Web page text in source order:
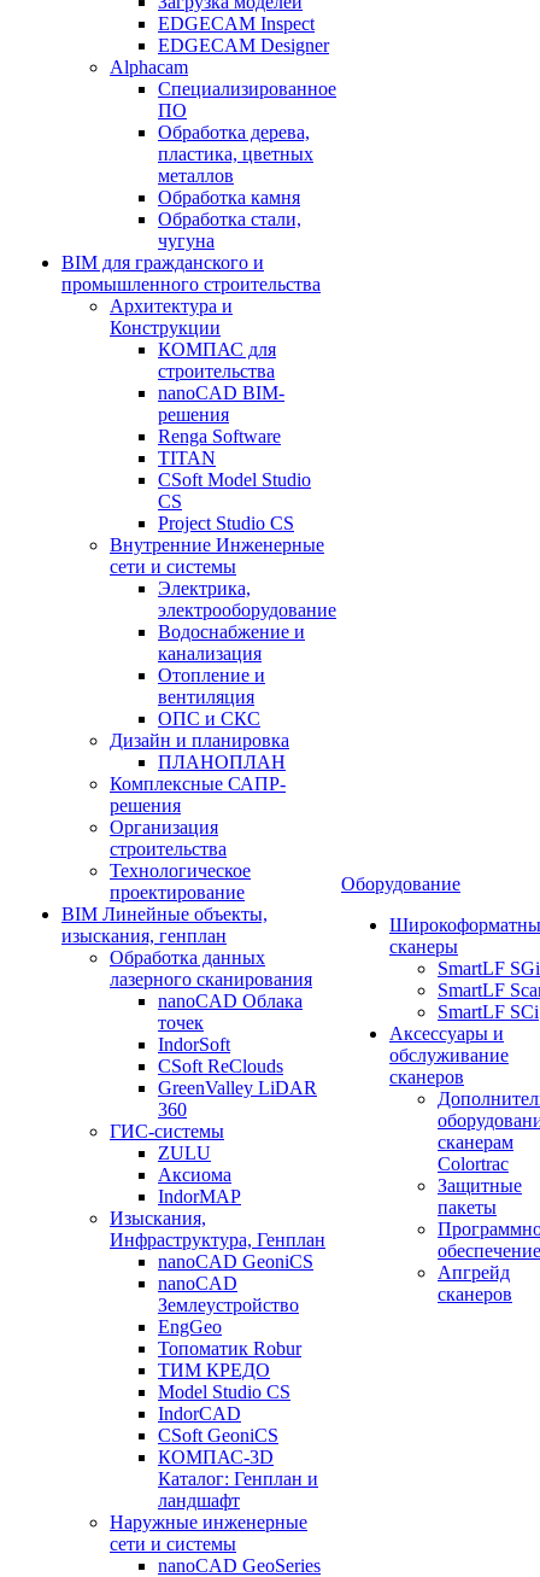
EDGECAM Inspect
EDGECAM Designer
Alphacam
Специализированное
ПО
Обработка дерева,
пластика, цветных
металлов
Обработка камня
Обработка стали,
чугуна
BIM для гражданского и
промышленного строительства
Архитектура и
Конструкции
КОМПАС для
строительства
nanoCAD BIM-
решения
Renga Software
TITAN
CSoft Model Studio
CS
Project Studio CS
Внутренние Инженерные
сети и системы
Электрика,
электрооборудование
Водоснабжение и
канализация
Отопление и
вентиляция
ОПС и СКС
Дизайн и планировка
ПЛАНОПЛАН
Комплексные САПР-
решения
Организация
строительства
Технологическое
проектирование
BIM Линейные объекты,
изыскания, генплан
Обработка данных
лазерного сканирования
nanoCAD Облака
точек
IndorSoft
CSoft ReClouds
GreenValley LiDAR
360
ГИС-системы
ZULU
Аксиома
IndorMAP
Изыскания,
Инфраструктура, Генплан
nanoCAD GeoniCS
nanoCAD
Землеустройство
EngGeo
Топоматик Robur
ТИМ КРЕДО
Model Studio CS
IndorCAD
CSoft GeoniCS
КОМПАС-3D
Каталог: Генплан и
ландшафт
Наружные инженерные
сети и системы
nanoCAD GeoSeries
Оборудование
сканеры
SmartLF SGi
SmartLF
SmartLF SCi
Аксессуары и
обслуживание
сканеров
сканерам
Colortrac
Защитные
пакеты
обеспечение
Апгрейд
сканеров